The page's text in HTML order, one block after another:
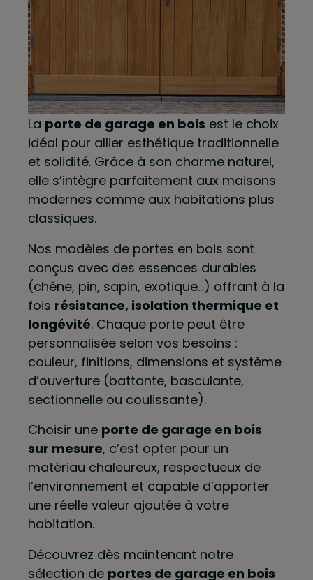
La porte de garage en bois est le choix
idéal pour allier esthétique traditionnelle
et solidité. Grâce à son charme naturel,
elle s’intègre parfaitement aux maisons
modernes comme aux habitations plus
classiques.
Nos modèles de portes en bois sont
conçus avec des essences durables
(chêne, pin, sapin, exotique…) offrant à la
fois résistance, isolation thermique et
longévité. Chaque porte peut être
personnalisée selon vos besoins :
couleur, finitions, dimensions et système
d’ouverture (battante, basculante,
sectionnelle ou coulissante).
Choisir une porte de garage en bois
sur mesure, c’est opter pour un
matériau chaleureux, respectueux de
l’environnement et capable d’apporter
une réelle valeur ajoutée à votre
habitation.
Découvrez dès maintenant notre
sélection de portes de garage en bois